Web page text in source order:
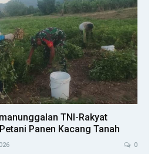
TNI-Rakyat
Panen Kacang Tanah
0